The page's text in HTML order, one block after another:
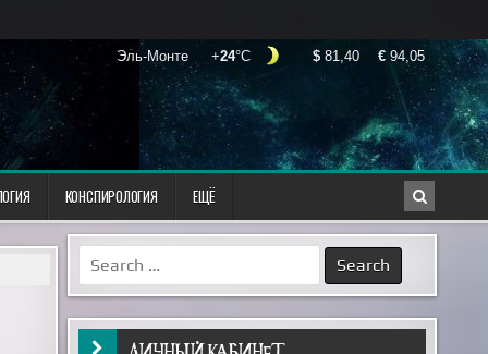
КОНСПИРОЛОГИЯ ЕЩЁ
Search
for:
ЛИЧНЫЙ КАБИНЕТ